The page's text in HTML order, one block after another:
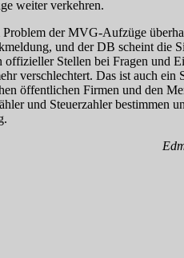
weiter verkehren.
der MVG-Auf­züge
und der DB scheint die
Stellen bei Fragen und
verschlechtert. Das ist auch ein
öffentlichen Firmen und den
und Steuerzahler bestimmen